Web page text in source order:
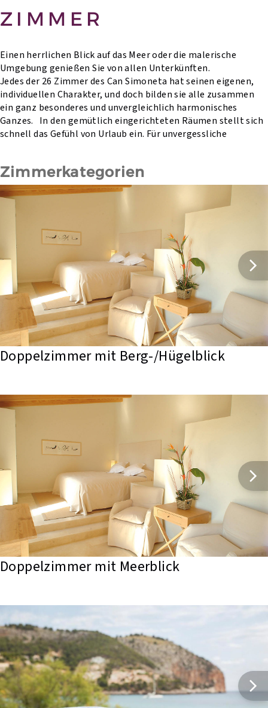
ZIMMER
Einen herrlichen Blick auf das Meer oder die malerische
Umgebung genießen Sie von allen Unterkünften.
Jedes der 26 Zimmer des Can Simoneta hat seinen eigenen,
individuellen Charakter, und doch bilden sie alle zusammen
ein ganz besonderes und unvergleichlich harmonisches
Ganzes. In den gemütlich eingerichteten Räumen stellt sich
schnell das Gefühl von Urlaub ein. Für unvergessliche
Zimmerkategorien
Doppelzimmer mit Berg-/Hügelblick
Doppelzimmer mit Meerblick